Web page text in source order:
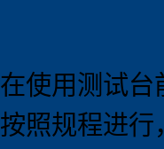
在使用测试台
按照规程进行